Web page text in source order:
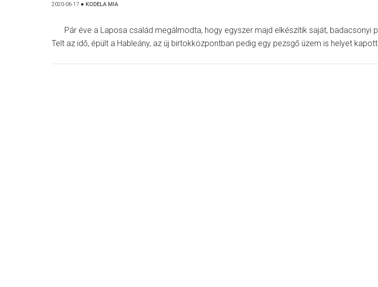
2020-06-17 ● KODELA MIA
Pár éve a Laposa család megálmodta, hogy egyszer majd elkészítik saját, badacsonyi
Telt az idő, épült a Hableány, az új birtokközpontban pedig egy pezsgő üzem is helyet